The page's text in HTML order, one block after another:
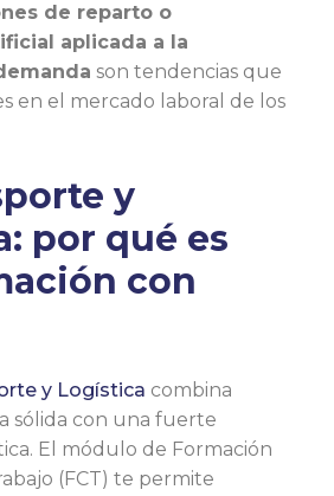
de reparto o
aplicada a la
son tendencias que
en el mercado laboral de los
y
por qué es
con
y Logística combina
sólida con una fuerte
El módulo de Formación
(FCT) te permite